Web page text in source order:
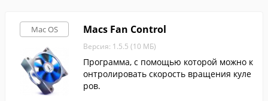
Mac OS Macs Fan Control
Версия: 1.5.5 (10 МБ)
Программа, с помощью которой можно к
онтролировать скорость вращения куле
ров.